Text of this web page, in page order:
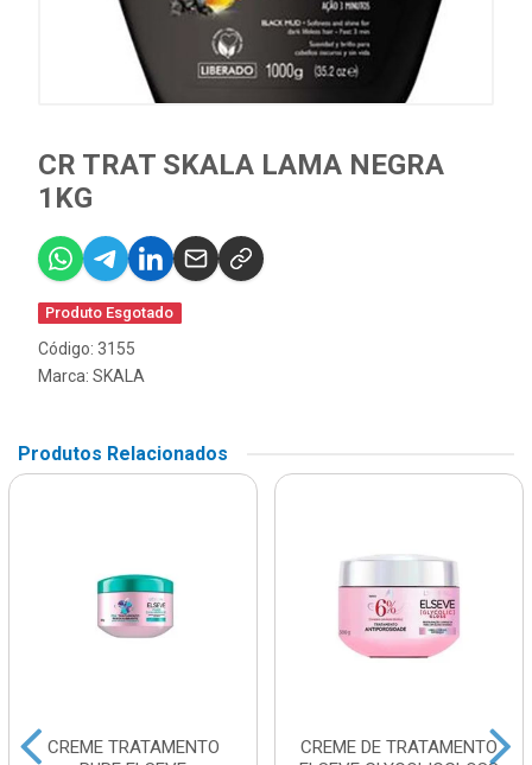
CR TRAT SKALA LAMA NEGRA
1KG
Produto Esgotado
Código: 3155
Marca: SKALA
Produtos Relacionados
CREME TRATAMENTO
CREME DE TRATAMENTO